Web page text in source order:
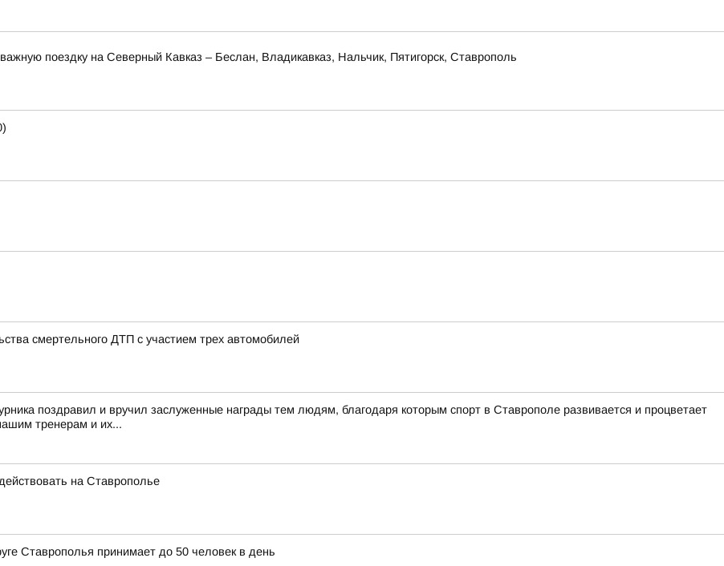
поездку на Северный Кавказ – Беслан, Владикавказ, Нальчик, Пятигорск, Ставрополь
смертельного ДТП с участием трех автомобилей
поздравил и вручил заслуженные награды тем людям, благодаря которым спорт в Ставрополе развивается и процветает
тренерам и их...
на Ставрополье
Ставрополья принимает до 50 человек в день